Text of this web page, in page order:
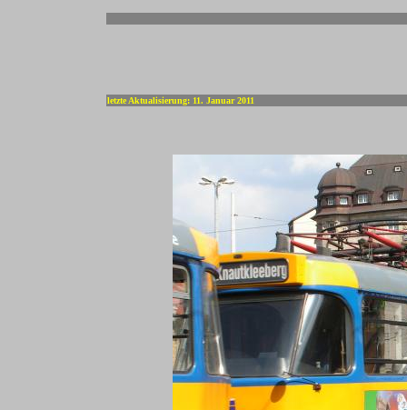
letzte Aktualisierung: 11. Januar 2011